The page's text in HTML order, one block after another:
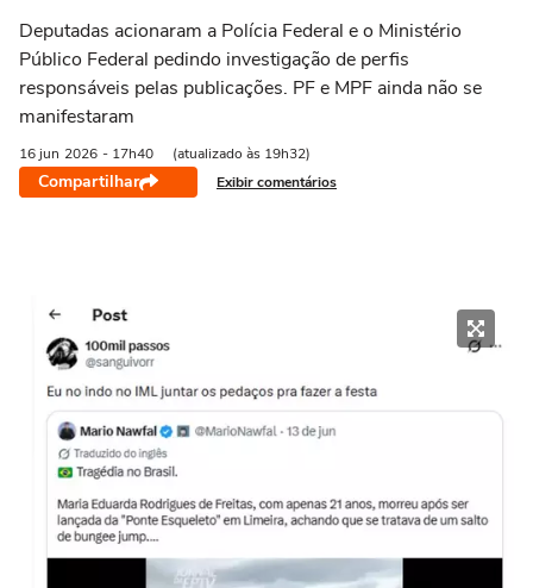
Deputadas acionaram a Polícia Federal e o Ministério
Público Federal pedindo investigação de perfis
responsáveis pelas publicações. PF e MPF ainda não se
manifestaram
16 jun 2026 - 17h40 (atualizado às 19h32)
Compartilhar Exibir comentários